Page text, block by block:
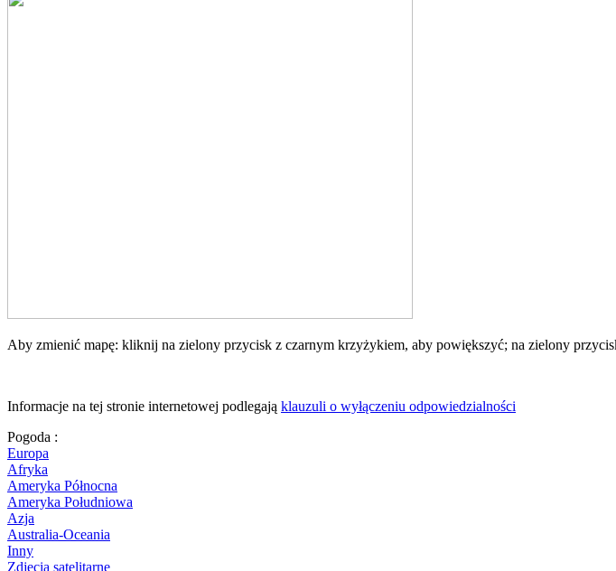
Aby zmienić mapę: kliknij na zielony przycisk z czarnym krzyżykiem, aby powiększyć; na zielony
Informacje na tej stronie internetowej podlegają klauzuli o wyłączeniu odpowiedzialności
Pogoda :
Europa
Afryka
Ameryka Północna
Ameryka Południowa
Azja
Australia-Oceania
Inny
Zdjęcia satelitarne